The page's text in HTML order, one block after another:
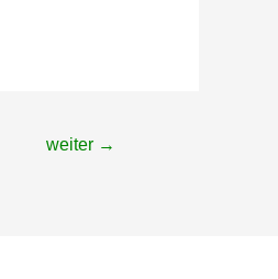
weiter →